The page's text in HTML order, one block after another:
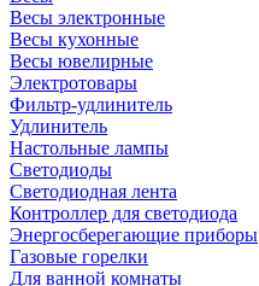
Весы электронные
Весы кухонные
Весы ювелирные
Электротовары
Фильтр-удлинитель
Удлинитель
Настольные лампы
Светодиоды
Светодиодная лента
Контроллер для светодиода
Энергосберегающие приборы
Газовые горелки
Для ванной комнаты